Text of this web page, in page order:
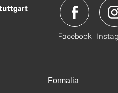
Facebook
Formalia